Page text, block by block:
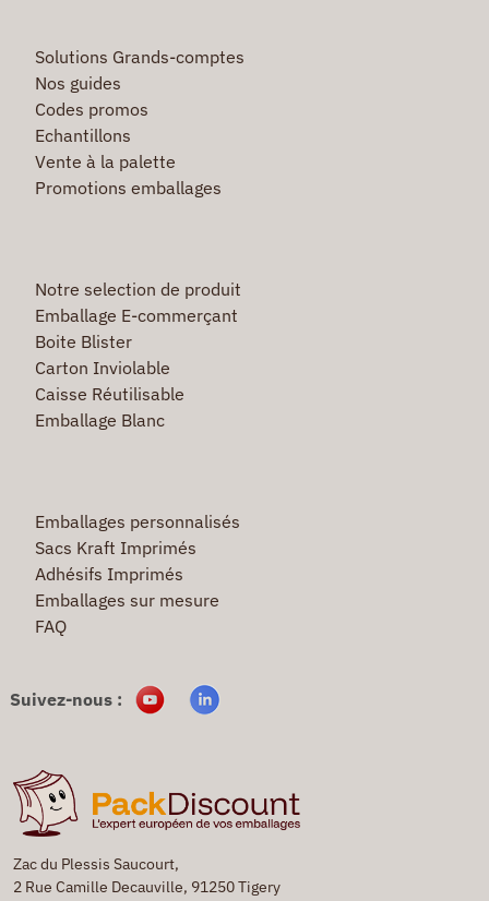
Zac du Plessis Saucourt,
2 Rue Camille Decauville, 91250 Tigery
Solutions Grands-comptes
Nos guides
Codes promos
Echantillons
Vente à la palette
Promotions emballages
Notre selection de produit
Emballage E-commerçant
Boite Blister
Carton Inviolable
Caisse Réutilisable
Emballage Blanc
Emballages personnalisés
Sacs Kraft Imprimés
Adhésifs Imprimés
Emballages sur mesure
FAQ
Suivez-nous :